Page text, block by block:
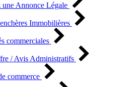
une Annonce Légale
Immobilières
commerciales
/ Avis Administratifs
commerce